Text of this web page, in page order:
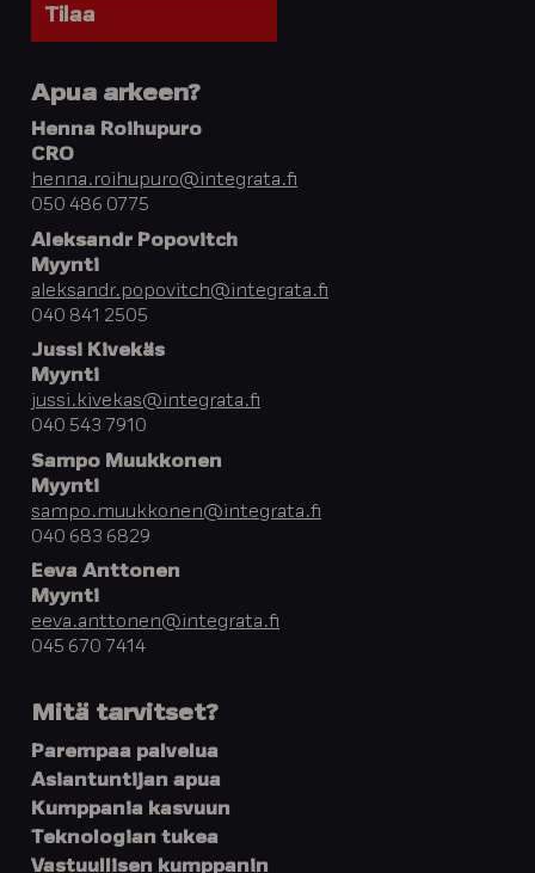
Apua arkeen?
Henna Roihupuro
CRO
henna.roihupuro@integrata.fi
050 486 0775
Aleksandr Popovitch
Myynti
aleksandr.popovitch@integrata.fi
040 841 2505
Jussi Kivekäs
Myynti
jussi.kivekas@integrata.fi
040 543 7910
Sampo Muukkonen
Myynti
sampo.muukkonen@integrata.fi
040 683 6829
Eeva Anttonen
Myynti
eeva.anttonen@integrata.fi
045 670 7414
Mitä tarvitset?
Parempaa palvelua
Asiantuntijan apua
Kumppania kasvuun
Teknologian tukea
Vastuullisen kumppanin